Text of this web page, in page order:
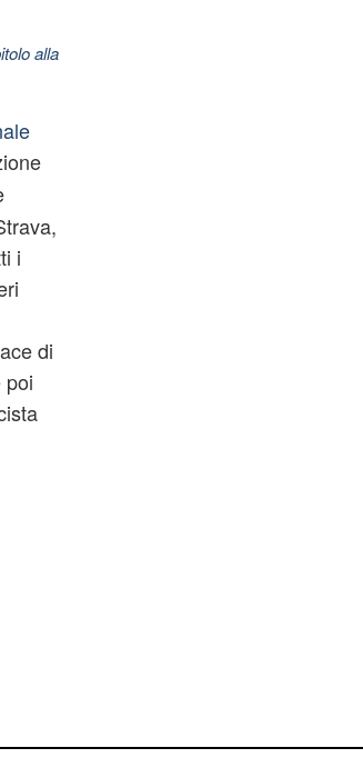
alla
i
di
poi